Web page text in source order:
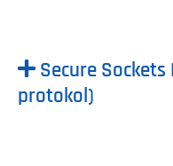
Secure
protokol)